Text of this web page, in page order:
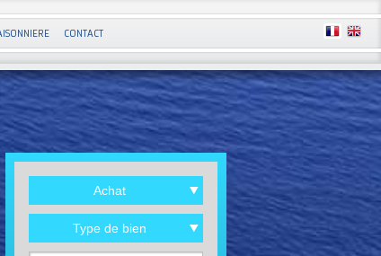
CONTACT
Achat
Type de bien